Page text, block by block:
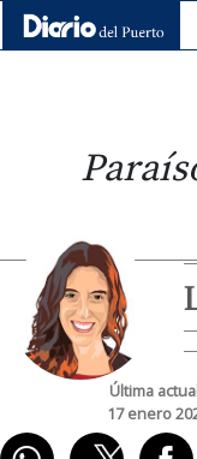
Última
17 enero